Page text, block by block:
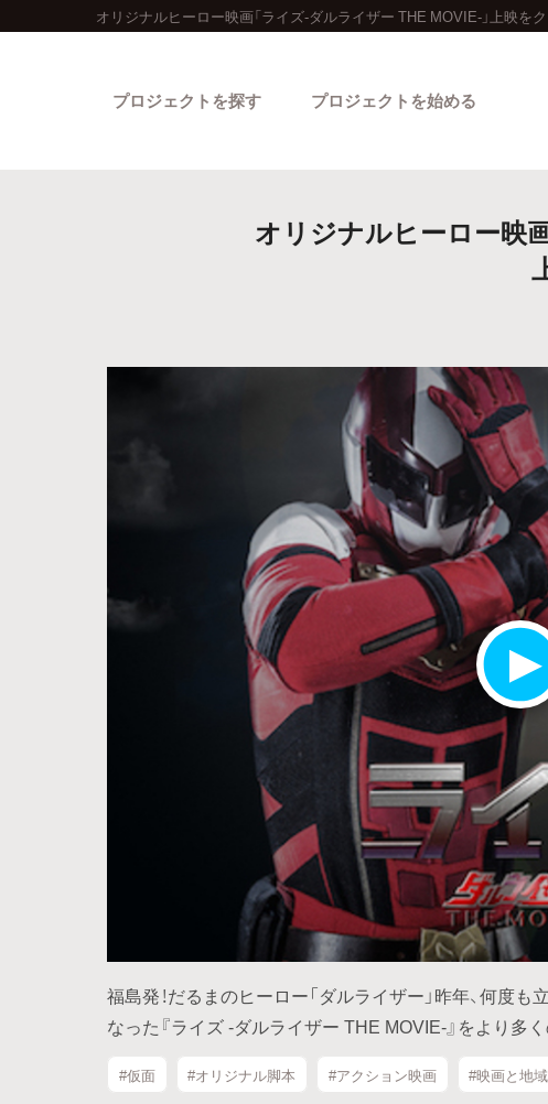
オリジナルヒーロー映画「ライズ-ダルライザー THE MOVIE-」上映を
プロジェクトを探す
人気のプ
カテゴリーから探す タ
プロジェクトを始める
オリジナルヒーロー映
福島発！だるまのヒーロー「ダルライザー」昨年、何度
なった『ライズ -ダルライザー THE MOVIE-』をより多
#仮面 #オリジナル脚本 #アクション映画 #映画と地